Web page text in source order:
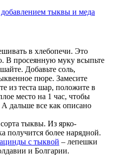
в хлебопечи. Это
В просеянную муку всыпьте
Добавьте соль,
пюре. Замесите
из теста шар, положите в
место на 1 час, чтобы
А дальше все как описано
тыквы. Из ярко-
получится более нарядной.
с тыквой – лепешки
и Болгарии.